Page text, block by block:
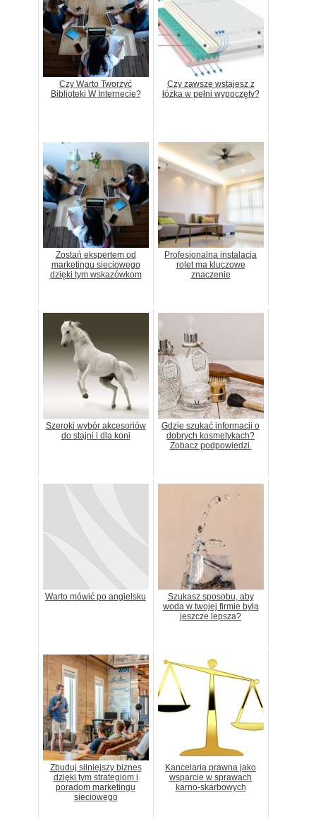
Czy Warto Tworzyć
Biblioteki W Internecie?
Czy zawsze wstajesz z
łóżka w pełni wypoczęty?
Zostań ekspertem od
marketingu sieciowego
dzięki tym wskazówkom
Profesjonalna instalacja
rolet ma kluczowe
znaczenie
Szeroki wybór akcesoriów
do stajni i dla koni
Gdzie szukać informacji o
dobrych kosmetykach?
Zobacz podpowiedzi.
Warto mówić po angielsku
Szukasz sposobu, aby
woda w twojej firmie była
jeszcze lepsza?
Zbuduj silniejszy biznes
dzięki tym strategiom i
poradom marketingu
sieciowego
Kancelaria prawna jako
wsparcie w sprawach
karno-skarbowych